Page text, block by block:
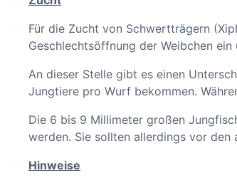
Für die Zucht von Schwertträgern
Geschlechtsöffnung der Weibchen
An dieser Stelle gibt es einen
Jungtiere pro Wurf bekommen.
Die 6 bis 9 Millimeter großen
werden. Sie sollten allerdings vor den
Hinweise